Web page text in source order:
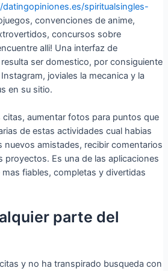
spiritualsingles-
convenciones de anime,
concursos sobre
alli! Una interfaz de
ser domestico, por consiguiente
joviales la mecanica y la
en su sitio.
citas, aumentar fotos para puntos que
de estas actividades cual habias
nuevos amistades, recibir comentarios
proyectos. Es una de las aplicaciones
fiables, completas y divertidas
parte del
y no ha transpirado busqueda con